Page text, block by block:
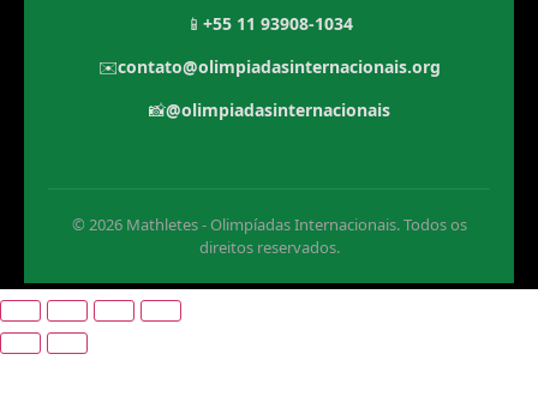
📱 +55 11 93908-1034
✉️contato@olimpiadasinternacionais.org
📸@olimpiadasinternacionais
© 2026 Mathletes - Olimpíadas Internacionais. Todos os
direitos reservados.